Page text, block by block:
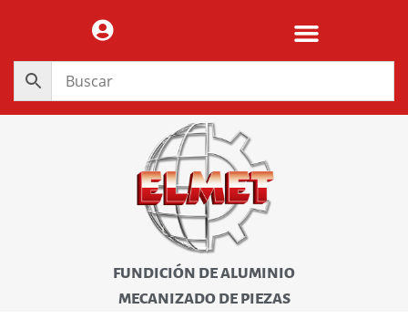
FUNDICIÓN DE ALUMINIO
MECANIZADO DE PIEZAS